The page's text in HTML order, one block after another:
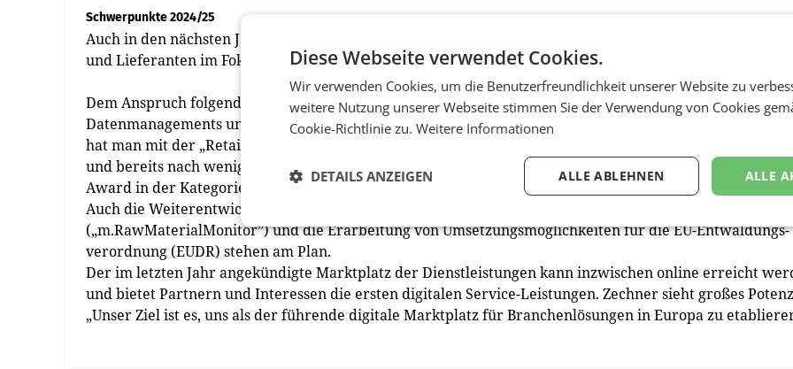
Schwerpunkte 2024/25
Auch in den nächsten Jahren stehen bei Markant Effizienzsteigerungen und Know-how-Aufbau für
und Lieferanten im Fokus der Dienstleistungsinitiativen.
Dem Anspruch folgend, für Handel und Industrie als Full-Service-Provider im Bereich des
Datenmanagements und der Datenkommunikation zu fungieren und Lösungen am Puls der Zeit zu
hat man mit der „Retail.ai” eine eigenständige Unternehmung im Bereich der generativen KI gegründet
und bereits nach wenigen Monaten für das erste produktive Arbeitsergebnis „ProductWizard” den ECR
Award in der Kategorie „Innovation Excellence” errungen.
Auch die Weiterentwicklung eines Rohstoffmonitoring-Tools für alle wichtigen internationalen Rohstoffe
(„m.RawMaterialMonitor”) und die Erarbeitung von Umsetzungsmöglichkeiten für die EU-Entwaldungs­
verordnung (EUDR) stehen am Plan.
Der im letzten Jahr angekündigte Marktplatz der Dienstleistungen kann inzwischen online erreicht
und bietet Partnern und Interessen die ersten digitalen Service-Leistungen. Zechner sieht großes
„Unser Ziel ist es, uns als der führende digitale Marktplatz für Branchenlösungen in Europa zu
Diese Webseite verwendet Cookies.
Wir verwenden Cookies, um die Benutzerfreundlichkeit unserer Website zu
weitere Nutzung unserer Webseite stimmen Sie der Verwendung von Cookies
Cookie-Richtlinie zu. Weitere Informationen
ALLE
ALLE ABLEHNEN
DETAILS ANZEIGEN